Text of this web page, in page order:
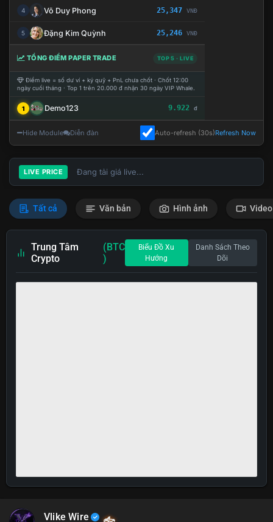
4 Võ Duy Phong 25,347 VNĐ
5 Đặng Kim Quỳnh 25,246 VNĐ
TỔNG ĐIỂM PAPER TRADE TOP 5 · LIVE
Điểm live = số dư ví + ký quỹ + PnL chưa chốt · Chốt 12:00
ngày cuối tháng · Top 1 trên 20.000 đ nhận 30 ngày VIP Whale.
1 Demo123 9.922 đ
Hide Module Diễn đàn Auto-refresh (30s)Refresh Now
LIVE PRICE Đang tải giá live...
Tất cả Văn bản Hình ảnh Video
Trung Tâm
Crypto
(BTC
)
Biểu Đồ Xu
Hướng
Danh Sách Theo
Dõi
Vlike Wire